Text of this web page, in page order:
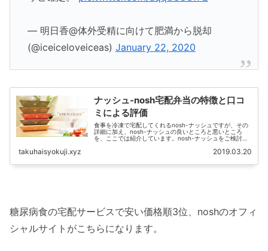
— 明日香@体外受精に向けて肥満から脱却
(@iceiceloveiceas) January 22, 2020
ナッシュ-nosh宅配弁当の特徴と口コ
ミによる評価
食事を冷凍で宅配してくれるnosh-ナッシュですが、その
詳細に加え、nosh-ナッシュの良いところと悪いところ
を、ここでは紹介しています。nosh-ナッシュをご検討の
takuhaisyokuji.xyz 2019.03.20
糖尿病食の宅配サービスで安い価格順3位、noshのオフィ
シャルサイトがこちらになります。